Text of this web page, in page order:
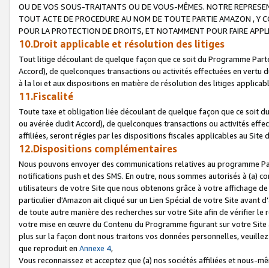
OU DE VOS SOUS-TRAITANTS OU DE VOUS-MÊMES. NOTRE
TOUT ACTE DE PROCEDURE AU NOM DE TOUTE PARTIE AMAZON , Y
POUR LA PROTECTION DE DROITS, ET NOTAMMENT POUR FAIRE
10.Droit applicable et résolution des litiges
Tout litige découlant de quelque façon que ce soit du Programme
Accord), de quelconques transactions ou activités effectuées en vertu
à la loi et aux dispositions en matière de résolution des litiges
11.Fiscalité
Toute taxe et obligation liée découlant de quelque façon que ce soit
ou avérée dudit Accord), de quelconques transactions ou activités
affiliées, seront régies par les dispositions fiscales applicables au Site
12.Dispositions complémentaires
Nous pouvons envoyer des communications relatives au programme
notifications push et des SMS. En outre, nous sommes autorisés à
utilisateurs de votre Site que nous obtenons grâce à votre affichage
particulier d'Amazon ait cliqué sur un Lien Spécial de votre Site avant
de toute autre manière des recherches sur votre Site afin de vérifier
votre mise en œuvre du Contenu du Programme figurant sur votre
plus sur la façon dont nous traitons vos données personnelles,
que reproduit en Annexe 4,
Vous reconnaissez et acceptez que (a) nos sociétés affiliées et nous-